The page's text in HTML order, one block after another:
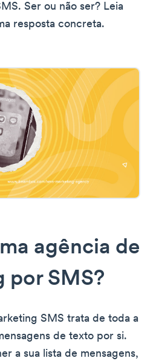
Ser ou não ser? Leia
resposta concreta.
agência de
por SMS?
SMS trata de toda a
de texto por si.
a sua lista de mensagens,